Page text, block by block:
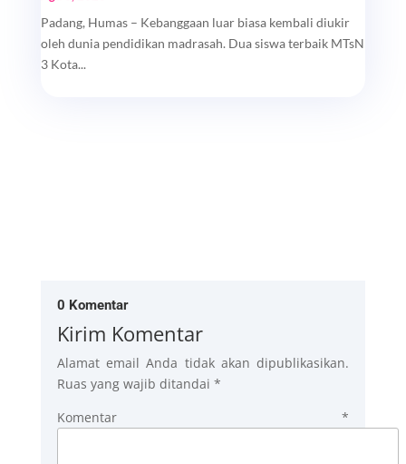
Padang, Humas – Kebanggaan luar biasa kembali diukir
oleh dunia pendidikan madrasah. Dua siswa terbaik MTsN
3 Kota...
0 Komentar
Kirim Komentar
Alamat email Anda tidak akan dipublikasikan.
Ruas yang wajib ditandai *
Komentar*